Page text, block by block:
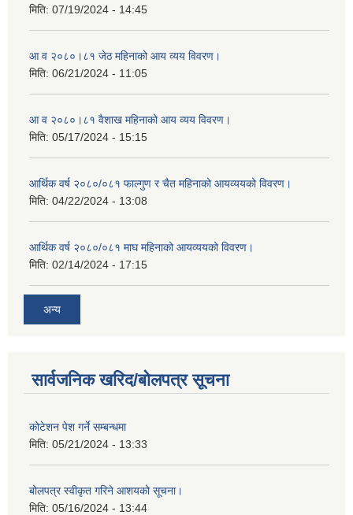
मिति: 07/19/2024 - 14:45
आ व २०८०।८१ जेठ महिनाको आय व्यय विवरण।
मिति: 06/21/2024 - 11:05
आ व २०८०।८१ वैशाख महिनाको आय व्यय विवरण।
मिति: 05/17/2024 - 15:15
आर्थिक वर्ष २०८०/०८१ फाल्गुण र चैत महिनाको आयव्ययको विवरण।
मिति: 04/22/2024 - 13:08
आर्थिक वर्ष २०८०/०८१ माघ महिनाको आयव्ययको विवरण।
मिति: 02/14/2024 - 17:15
अन्य
सार्वजनिक खरिद/बोलपत्र सूचना
कोटेशन पेश गर्ने सम्बन्धमा
मिति: 05/21/2024 - 13:33
बोलपत्र स्वीकृत गरिने आशयको सूचना।
मिति: 05/16/2024 - 13:44